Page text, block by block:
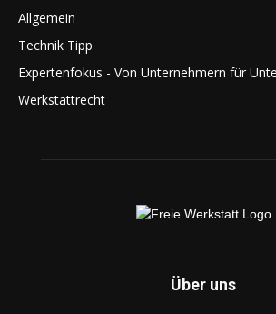
Allgemein
Technik Tipp
Expertenfokus - Von Unternehmern für
Werkstattrecht
Über uns